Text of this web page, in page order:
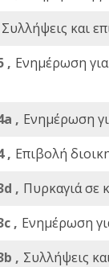
Συλλήψεις και
, Ενημέρωση
, Ενημέρωση
, Επιβολή
, Πυρκαγιά σε
, Ενημέρωση
, Συλλήψεις